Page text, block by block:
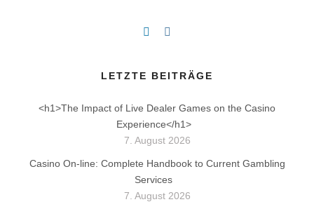
LETZTE BEITRÄGE
<h1>The Impact of Live Dealer Games on the Casino
Experience</h1>
7. August 2026
Casino On-line: Complete Handbook to Current Gambling
Services
7. August 2026